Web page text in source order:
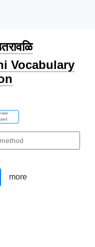
Vocabulary
more